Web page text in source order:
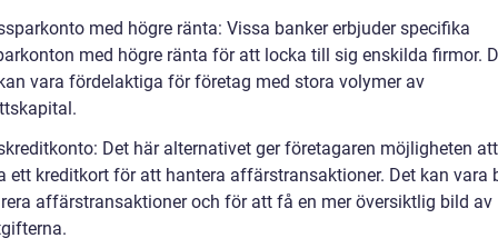
med högre ränta: Vissa banker erbjuder specifika
med högre ränta för att locka till sig enskilda firmor.
vara fördelaktiga för företag med stora volymer av
Det här alternativet ger företagaren möjligheten att
ett kreditkort för att hantera affärstransaktioner. Det kan vara
affärstransaktioner och för att få en mer översiktlig bild av